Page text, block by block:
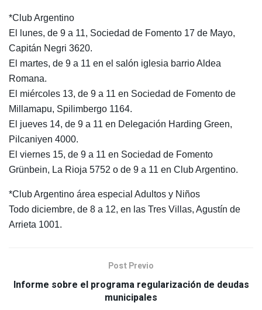
*Club Argentino
El lunes, de 9 a 11, Sociedad de Fomento 17 de Mayo,
Capitán Negri 3620.
El martes, de 9 a 11 en el salón iglesia barrio Aldea
Romana.
El miércoles 13, de 9 a 11 en Sociedad de Fomento de
Millamapu, Spilimbergo 1164.
El jueves 14, de 9 a 11 en Delegación Harding Green,
Pilcaniyen 4000.
El viernes 15, de 9 a 11 en Sociedad de Fomento
Grünbein, La Rioja 5752 o de 9 a 11 en Club Argentino.
*Club Argentino área especial Adultos y Niños
Todo diciembre, de 8 a 12, en las Tres Villas, Agustín de
Arrieta 1001.
Post Previo
Informe sobre el programa regularización de deudas
municipales